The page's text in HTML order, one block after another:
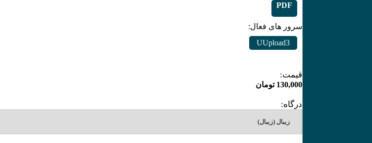
PDF
سرور های فعال:
UUpload3
قیمت:
130,000 تومان
درگاه: